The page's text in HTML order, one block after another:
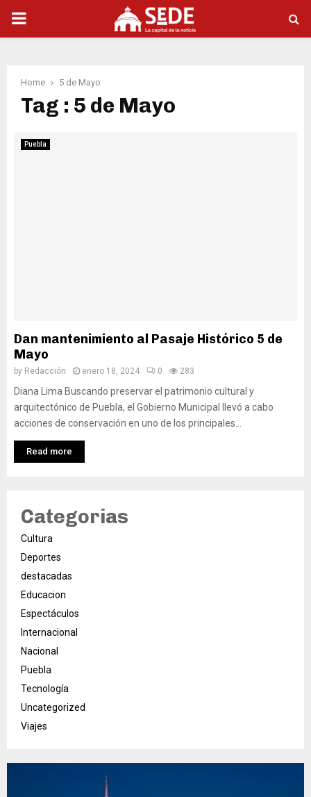
PRIMARY
Home 5 de Mayo
Tag : 5 de Mayo
Puebla
Dan mantenimiento al Pasaje Histórico 5 de
Mayo
by Redacción enero 18, 2024 0 283
Diana Lima Buscando preservar el patrimonio cultural y
arquitectónico de Puebla, el Gobierno Municipal llevó a cabo
acciones de conservación en uno de los principales...
Read more
Categorias
Cultura
Deportes
destacadas
Educacion
Espectáculos
Internacional
Nacional
Puebla
Tecnología
Uncategorized
Viajes